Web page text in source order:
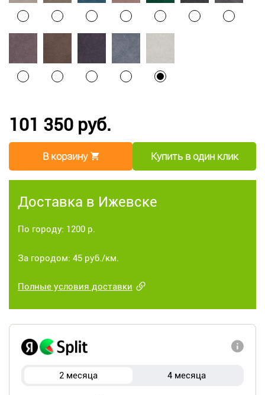
101 350 руб.
В корзину Купить в один клик
Доставка в Ижевске
По городу: 1200 р.
За городом: 45 руб./км.
Полные условия доставки
2 месяца 4 месяца